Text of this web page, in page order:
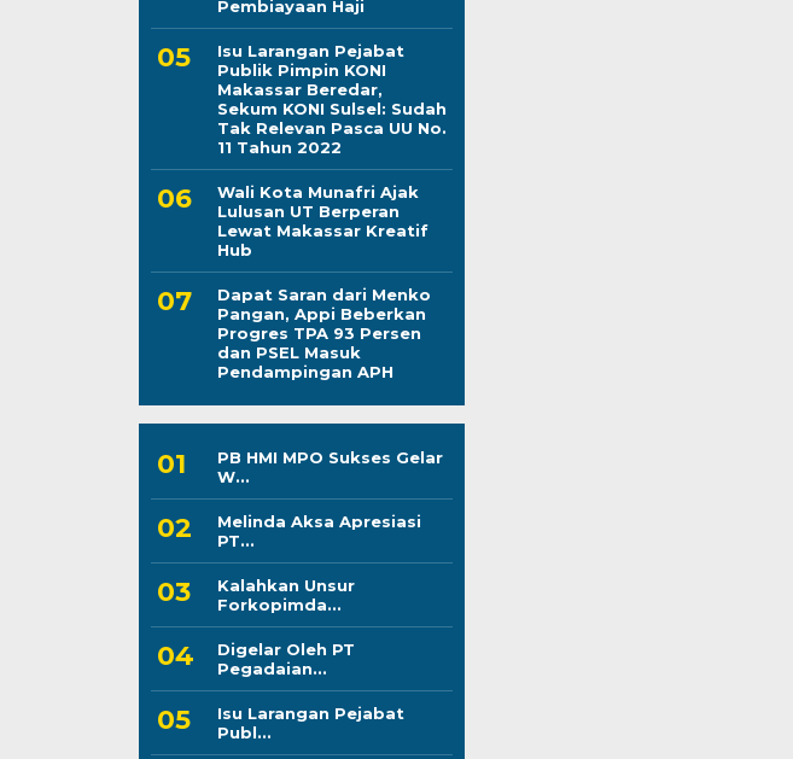
Pembiayaan Haji
Isu Larangan Pejabat
Publik Pimpin KONI
Makassar Beredar,
Sekum KONI Sulsel: Sudah
Tak Relevan Pasca UU No.
11 Tahun 2022
Wali Kota Munafri Ajak
Lulusan UT Berperan
Lewat Makassar Kreatif
Hub
Dapat Saran dari Menko
Pangan, Appi Beberkan
Progres TPA 93 Persen
dan PSEL Masuk
Pendampingan APH
PB HMI MPO Sukses Gelar
W...
Melinda Aksa Apresiasi
PT...
Kalahkan Unsur
Forkopimda...
Digelar Oleh PT
Pegadaian...
Isu Larangan Pejabat
Publ...